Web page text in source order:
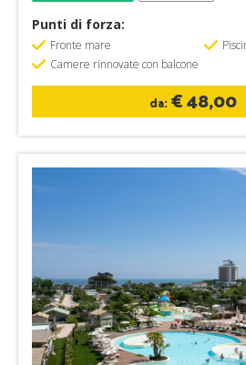
Punti di forza:
Fronte mare
Camere rinnovate con balcone
da: € 48,00